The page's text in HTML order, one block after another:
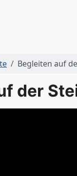
Begleiten auf
der